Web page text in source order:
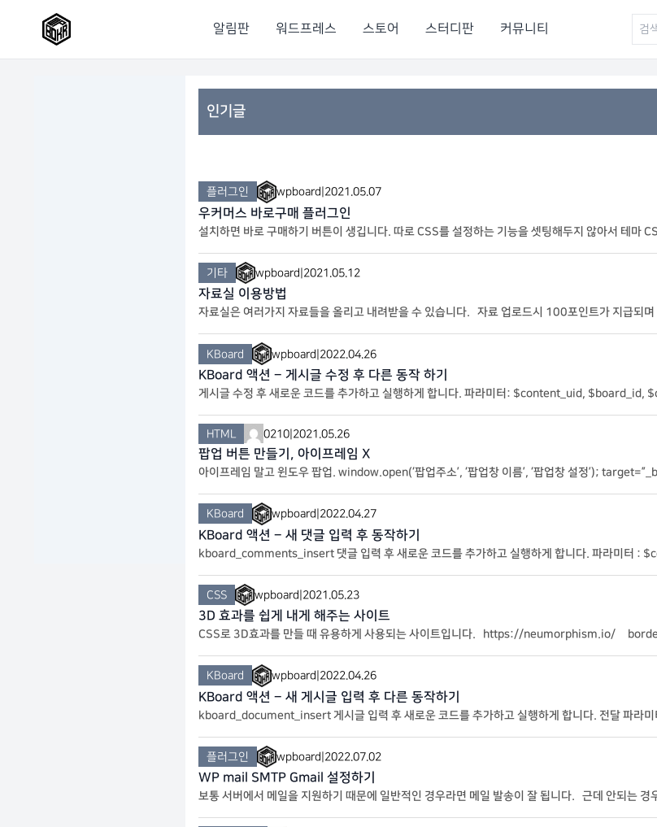
알림판 워드프레스 스토어 스터디판 커뮤니티
인기글
플러그인 wpboard 2021.05.07
우커머스 바로구매 플러그인
설치하면 바로 구매하기 버튼이 생깁니다. 따로 CSS를 설정하는 기능을 셋팅해두지 않아서 테마
기타 wpboard 2021.05.12
자료실 이용방법
자료실은 여러가지 자료들을 올리고 내려받을 수 있습니다. 자료 업로드시 100포인트가 지급되
KBoard wpboard|2022.04.26
KBoard 액션 – 게시글 수정 후 다른 동작 하기
게시글 수정 후 새로운 코드를 추가하고 실행하게 합니다. 파라미터: $content_uid,
ard){ if($b
HTML 0210 2021.05.26
팝업 버튼 만들기, 아이프레임 X
아이프레임 말고 윈도우 팝업. window.open(‘팝업주소’, ‘팝업창 이름’, ‘팝업창 설정’);
KBoard wpboard 2022.04.27
KBoard 액션 – 새 댓글 입력 후 동작하기
kboard_comments_insert 댓글 입력 후 새로운 코드를 추가하고 실행하게 합니다. 파라미터
ent_uid, $board){
CSS wpboard 2021.05.23
3D 효과를 쉽게 내게 해주는 사이트
CSS로 3D효과를 만들 때 유용하게 사용되는 사이트입니다. https://neumorphism.io/
KBoard wpboard 2022.04.26
KBoard 액션 – 새 게시글 입력 후 다른 동작하기
kboard_document_insert 게시글 입력 후 새로운 코드를 추가하고 실행하게 합니다. 전달 파
d, $board_id
플러그인 wpboard 2022.07.02
WP mail SMTP Gmail 설정하기
보통 서버에서 메일을 지원하기 때문에 일반적인 경우라면 메일 발송이 잘 됩니다. 근데 안되는